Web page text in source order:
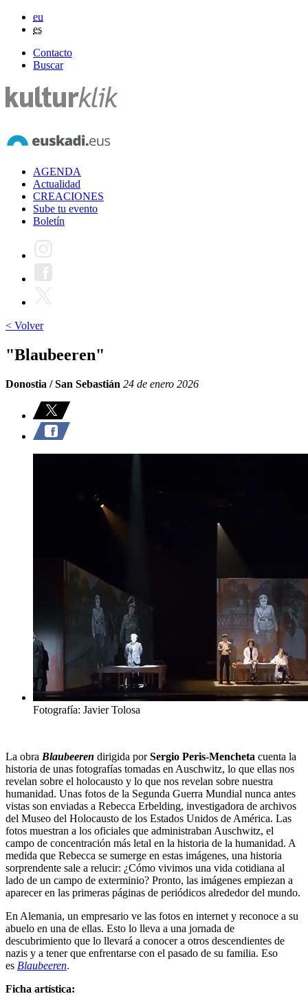
eu
es
Contacto
Buscar
AGENDA
Actualidad
CREACIONES
Sube tu evento
Boletín
< Volver
"Blaubeeren"
Donostia / San Sebastián 24 de enero 2026
Fotografía: Javier Tolosa
La obra Blaubeeren dirigida porSergio Peris-Mencheta cuenta la
historia de unas fotografías tomadas en Auschwitz, lo que ellas nos
revelan sobre el holocausto y lo que nos revelan sobre nuestra
humanidad. Unas fotos de la Segunda Guerra Mundial nunca antes
vistas son enviadas a Rebecca Erbelding, investigadora de archivos
del Museo del Holocausto de los Estados Unidos de América. Las
fotos muestran a los oficiales que administraban Auschwitz, el
campo de concentración más letal en la historia de la humanidad. A
medida que Rebecca se sumerge en estas imágenes, una historia
sorprendente sale a relucir: ¿Cómo vivimos una vida cotidiana al
lado de un campo de exterminio? Pronto, las imágenes empiezan a
aparecer en las primeras páginas de periódicos alrededor del mundo.
En Alemania, un empresario ve las fotos en internet y reconoce a su
abuelo en una de ellas. Esto lo lleva a una jornada de
descubrimiento que lo llevará a conocer a otros descendientes de
nazis y a tener que enfrentarse con el pasado de su familia. Eso
es Blaubeeren.
Ficha artística: